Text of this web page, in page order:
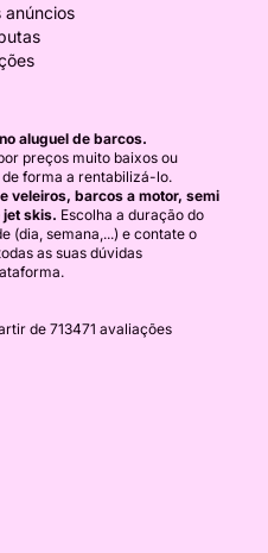
anúncios
aluguel de barcos.
preços muito baixos ou
forma a rentabilizá-lo.
veleiros, barcos a motor, semi
skis. Escolha a duração do
(dia, semana,...) e contate o
as suas dúvidas
de 713471 avaliações